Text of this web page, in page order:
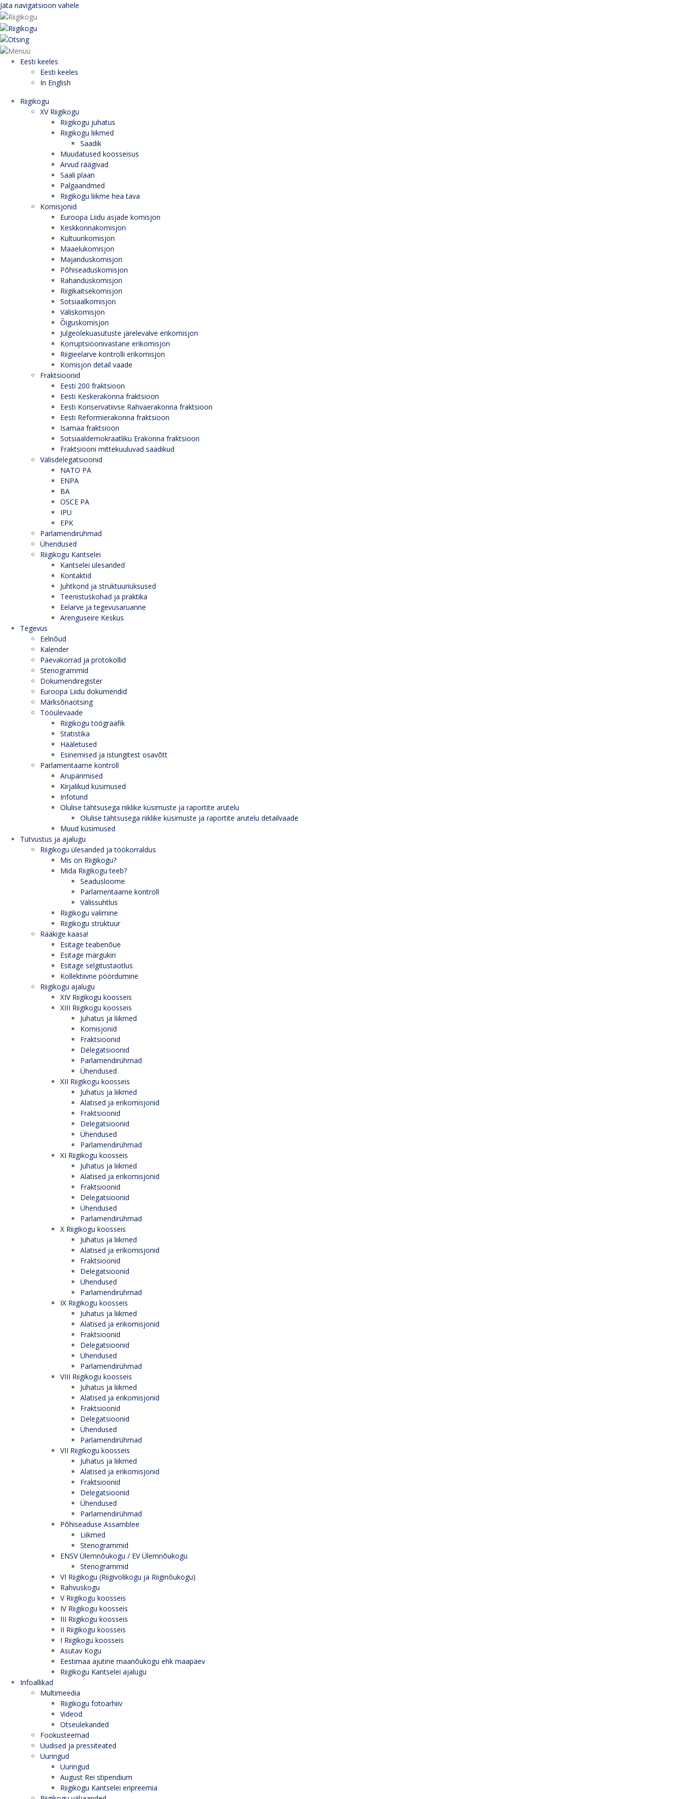
Jäta navigatsioon vahele
Eesti keeles
Eesti keeles
In English
Riigikogu
XV Riigikogu
Riigikogu juhatus
Riigikogu liikmed
Saadik
Muudatused koosseisus
Arvud räägivad
Saali plaan
Palgaandmed
Riigikogu liikme hea tava
Komisjonid
Euroopa Liidu asjade komisjon
Keskkonnakomisjon
Kultuurikomisjon
Maaelukomisjon
Majanduskomisjon
Põhiseaduskomisjon
Rahanduskomisjon
Riigikaitsekomisjon
Sotsiaalkomisjon
Väliskomisjon
Õiguskomisjon
Julgeolekuasutuste järelevalve erikomisjon
Korruptsioonivastane erikomisjon
Riigieelarve kontrolli erikomisjon
Komisjon detail vaade
Fraktsioonid
Eesti 200 fraktsioon
Eesti Keskerakonna fraktsioon
Eesti Konservatiivse Rahvaerakonna fraktsioon
Eesti Reformierakonna fraktsioon
Isamaa fraktsioon
Sotsiaaldemokraatliku Erakonna fraktsioon
Fraktsiooni mittekuuluvad saadikud
Välisdelegatsioonid
NATO PA
ENPA
BA
OSCE PA
IPU
EPK
Parlamendirühmad
Ühendused
Riigikogu Kantselei
Kantselei ülesanded
Kontaktid
Juhtkond ja struktuuriüksused
Teenistuskohad ja praktika
Eelarve ja tegevusaruanne
Arenguseire Keskus
Tegevus
Eelnõud
Kalender
Päevakorrad ja protokollid
Stenogrammid
Dokumendiregister
Euroopa Liidu dokumendid
Märksõnaotsing
Tööülevaade
Riigikogu töögraafik
Statistika
Hääletused
Esinemised ja istungitest osavõtt
Parlamentaarne kontroll
Arupärimised
Kirjalikud küsimused
Infotund
Olulise tähtsusega riiklike küsimuste ja raportite arutelu
Olulise tähtsusega riiklike küsimuste ja raportite arutelu detailvaade
Muud küsimused
Tutvustus ja ajalugu
Riigikogu ülesanded ja töökorraldus
Mis on Riigikogu?
Mida Riigikogu teeb?
Seadusloome
Parlamentaarne kontroll
Välissuhtlus
Riigikogu valimine
Riigikogu struktuur
Rääkige kaasa!
Esitage teabenõue
Esitage märgukiri
Esitage selgitustaotlus
Kollektiivne pöördumine
Riigikogu ajalugu
XIV Riigikogu koosseis
XIII Riigikogu koosseis
Juhatus ja liikmed
Komisjonid
Fraktsioonid
Delegatsioonid
Parlamendirühmad
Ühendused
XII Riigikogu koosseis
Juhatus ja liikmed
Alatised ja erikomisjonid
Fraktsioonid
Delegatsioonid
Ühendused
Parlamendirühmad
XI Riigikogu koosseis
Juhatus ja liikmed
Alatised ja erikomisjonid
Fraktsioonid
Delegatsioonid
Ühendused
Parlamendirühmad
X Riigikogu koosseis
Juhatus ja liikmed
Alatised ja erikomisjonid
Fraktsioonid
Delegatsioonid
Ühendused
Parlamendirühmad
IX Riigikogu koosseis
Juhatus ja liikmed
Alatised ja erikomisjonid
Fraktsioonid
Delegatsioonid
Ühendused
Parlamendirühmad
VIII Riigikogu koosseis
Juhatus ja liikmed
Alatised ja erikomisjonid
Fraktsioonid
Delegatsioonid
Ühendused
Parlamendirühmad
VII Riigikogu koosseis
Juhatus ja liikmed
Alatised ja erikomisjonid
Fraktsioonid
Delegatsioonid
Ühendused
Parlamendirühmad
Põhiseaduse Assamblee
Liikmed
Stenogrammid
ENSV Ülemnõukogu / EV Ülemnõukogu
Stenogrammid
VI Riigikogu (Riigivolikogu ja Riiginõukogu)
Rahvuskogu
V Riigikogu koosseis
IV Riigikogu koosseis
III Riigikogu koosseis
II Riigikogu koosseis
I Riigikogu koosseis
Asutav Kogu
Eestimaa ajutine maanõukogu ehk maapäev
Riigikogu Kantselei ajalugu
Infoallikad
Multimeedia
Riigikogu fotoarhiiv
Videod
Otseülekanded
Fookusteemad
Uudised ja pressiteated
Uuringud
Uuringud
August Rei stipendium
Riigikogu Kantselei eripreemia